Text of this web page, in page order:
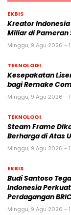
EKBIS
Kreator Indonesia
Miliar di Pameran
Minggu, 9 Agu 2026 -
TEKNOLOGI
Kesepakatan
bagi Remake
Minggu, 9 Agu 2026 -
TEKNOLOGI
Steam Frame
Berharga di Atas
Minggu, 9 Agu 2026 -
EKBIS
Budi Santoso
Indonesia
Perdagangan
Minggu, 9 Agu 2026 -